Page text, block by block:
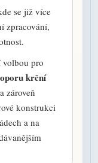
se již více
zpracování,
volbou pro
krční
zároveň
konstrukci
a na